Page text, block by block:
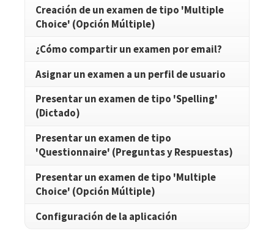
Creación de un examen de tipo 'Multiple
Choice' (Opción Múltiple)
¿Cómo compartir un examen por email?
Asignar un examen a un perfil de usuario
Presentar un examen de tipo 'Spelling'
(Dictado)
Presentar un examen de tipo
'Questionnaire' (Preguntas y Respuestas)
Presentar un examen de tipo 'Multiple
Choice' (Opción Múltiple)
Configuración de la aplicación